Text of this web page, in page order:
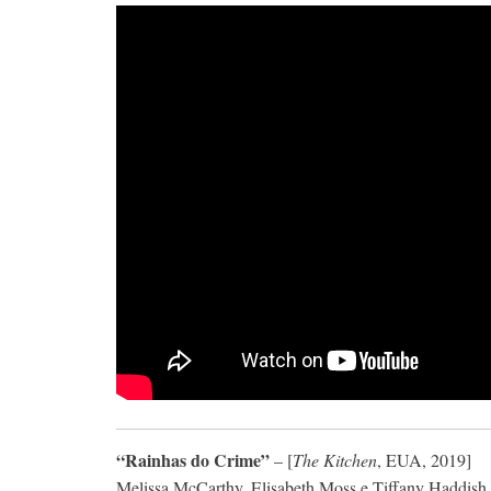
“Rainhas do Crime”– [The Kitchen, EUA, 2019]